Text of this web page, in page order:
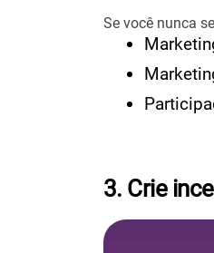
Se você nunca
3. Crie